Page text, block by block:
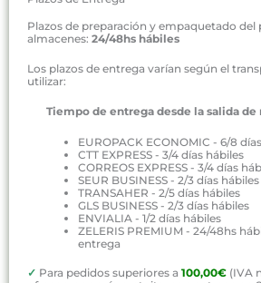
Plazos de preparación y empaquetado del
almacenes: 24/48hs hábiles
Los plazos de entrega varían según el
utilizar:
Tiempo de entrega desde la salida de
EUROPACK ECONOMIC - 6/8
CTT EXPRESS - 3/4 días hábiles
CORREOS EXPRESS - 3/4 días
SEUR BUSINESS - 2/3 días hábiles
TRANSAHER - 2/5 días hábiles
GLS BUSINESS - 2/3 días hábiles
ENVIALIA - 1/2 días hábiles
ZELERIS PREMIUM - 24/48hs
entrega
✓ Para pedidos superiores a 100,00€ (IVA